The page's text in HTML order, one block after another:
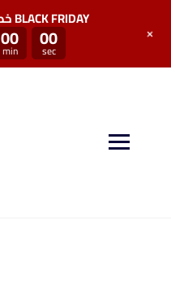
خصم لجميع المشتركين BLACK FRIDAY
00
min 00
sec
+